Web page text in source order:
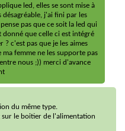
led, elles se sont mise à
j'ai fini par les
pas que ce soit la led qui
que celle ci est intégré
c'est pas que je les aimes
femme ne les supporte pas
nous ;)) merci d'avance
du même type.
sur le boitier de l'alimentation